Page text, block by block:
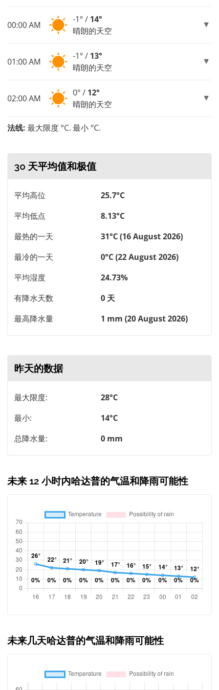
00:00 AM
-1° / 14°
晴朗的天空
01:00 AM
-1° / 13°
晴朗的天空
02:00 AM
0° / 12°
晴朗的天空
法线: 最大限度 °C. 最小 °C.
30 天平均值和极值
平均高位
25.7°C
平均低点
8.13°C
最热的一天
31°C (16 August 2026)
最冷的一天
0°C (22 August 2026)
平均湿度
24.73%
有降水天数
0 天
最高降水量
1 mm (20 August 2026)
昨天的数据
最大限度:
28°C
最小:
14°C
总降水量:
0 mm
未来 12 小时内哈达普的气温和降雨可能性
未来几天哈达普的气温和降雨可能性